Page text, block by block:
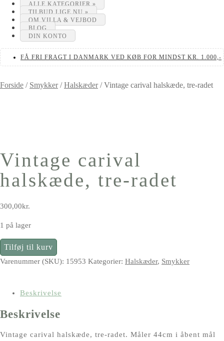
ALLE KATEGORIER »
TILBUD LIGE NU »
OM VILLA & VEJBOD
BLOG
DIN KONTO
FÅ FRI FRAGT I DANMARK VED KØB FOR MINDST KR. 1.000,-
Forside / Smykker/Halskæder/Vintage carival halskæde, tre-radet
Vintage carival
halskæde, tre-radet
300,00kr.
1 på lager
Vintage
carival
Tilføj til kurv
Varenummer (SKU): 15953 Kategorier: Halskæder, Smykker
Beskrivelse
Beskrivelse
Vintage carival halskæde, tre-radet. Måler 44cm i åbent mål